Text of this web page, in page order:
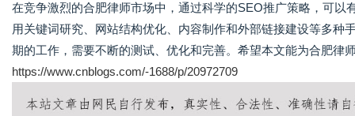
在竞争激烈的合肥律师市场中，通过科学的SEO推广策略，可
用关键词研究、网站结构优化、内容制作和外部链接建设等多
期的工作，需要不断的测试、优化和完善。希望本文能为合肥律
https://www.cnblogs.com/-1688/p/20972709